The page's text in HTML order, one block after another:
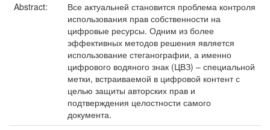
Abstract:
Все актуальней становится проблема контроля
использования прав собственности на
цифровые ресурсы. Одним из более
эффективных методов решения является
использование стеганографии, а именно
цифрового водяного знак (ЦВЗ) – специальной
метки, встраиваемой в цифровой контент с
целью защиты авторских прав и
подтверждения целостности самого
документа.